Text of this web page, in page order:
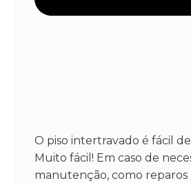
O piso intertravado é fácil
Muito fácil! Em caso de
manutenção, como reparos